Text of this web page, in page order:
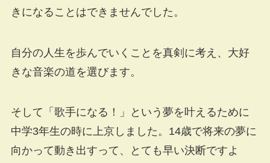
きになることはできませんでした。
自分の人生を歩んでいくことを真剣に考え、大好
きな音楽の道を選びます。
そして「歌手になる！」という夢を叶えるために
中学3年生の時に上京しました。14歳で将来の夢に
向かって動き出すって、とても早い決断ですよ